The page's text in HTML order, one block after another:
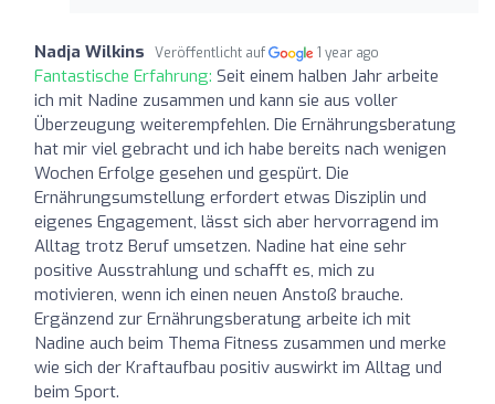
Nadja Wilkins Veröffentlicht auf 1 year ago
Fantastische Erfahrung: Seit einem halben Jahr arbeite
ich mit Nadine zusammen und kann sie aus voller
Überzeugung weiterempfehlen. Die Ernährungsberatung
hat mir viel gebracht und ich habe bereits nach wenigen
Wochen Erfolge gesehen und gespürt. Die
Ernährungsumstellung erfordert etwas Disziplin und
eigenes Engagement, lässt sich aber hervorragend im
Alltag trotz Beruf umsetzen. Nadine hat eine sehr
positive Ausstrahlung und schafft es, mich zu
motivieren, wenn ich einen neuen Anstoß brauche.
Ergänzend zur Ernährungsberatung arbeite ich mit
Nadine auch beim Thema Fitness zusammen und merke
wie sich der Kraftaufbau positiv auswirkt im Alltag und
beim Sport.